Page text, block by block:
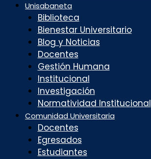
Unisabaneta
Biblioteca
Bienestar Universitario
Blog y Noticias
Docentes
Gestión Humana
Institucional
Investigación
Normatividad Institucional
Comunidad Universitaria
Docentes
Egresados
Estudiantes